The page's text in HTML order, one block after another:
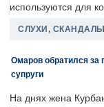
используются для
СЛУХИ,
Омаров обратился за
супруги
На днях жена